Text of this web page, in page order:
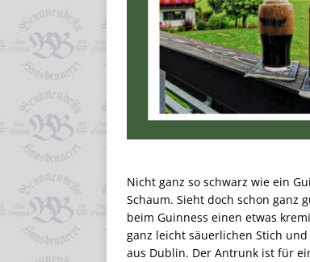
Nicht ganz so schwarz wie ein
Schaum. Sieht doch schon ganz
beim Guinness einen etwas
ganz leicht säuerlichen Stich
aus Dublin. Der Antrunk ist für